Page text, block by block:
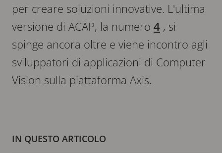
per creare soluzioni innovative. L'ultima
versione di ACAP, la numero 4 , si
spinge ancora oltre e viene incontro agli
sviluppatori di applicazioni di Computer
Vision sulla piattaforma Axis.
IN QUESTO ARTICOLO